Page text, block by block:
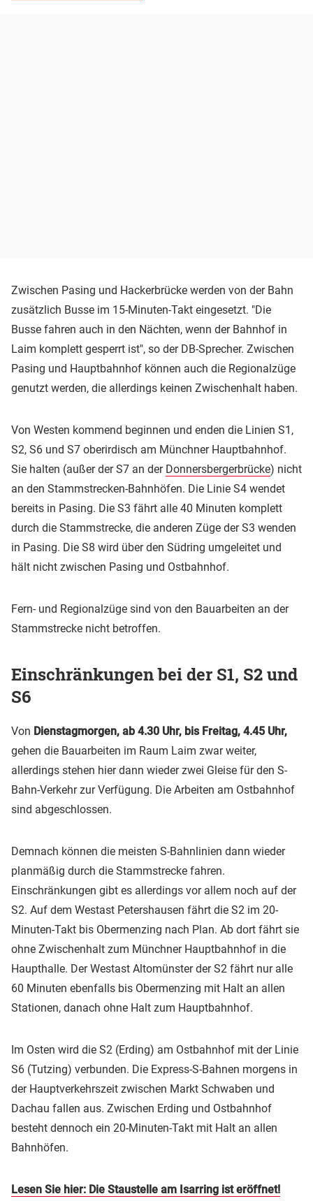
Zwischen Pasing und Hackerbrücke werden von der Bahn
zusätzlich Busse im 15-Minuten-Takt eingesetzt. "Die
Busse fahren auch in den Nächten, wenn der Bahnhof in
Laim komplett gesperrt ist", so der DB-Sprecher. Zwischen
Pasing und Hauptbahnhof können auch die Regionalzüge
genutzt werden, die allerdings keinen Zwischenhalt haben.
Von Westen kommend beginnen und enden die Linien S1,
S2, S6 und S7 oberirdisch am Münchner Hauptbahnhof.
Sie halten (außer der S7 an der Donnersbergerbrücke) nicht
an den Stammstrecken-Bahnhöfen. Die Linie S4 wendet
bereits in Pasing. Die S3 fährt alle 40 Minuten komplett
durch die Stammstrecke, die anderen Züge der S3 wenden
in Pasing. Die S8 wird über den Südring umgeleitet und
hält nicht zwischen Pasing und Ostbahnhof.
Fern- und Regionalzüge sind von den Bauarbeiten an der
Stammstrecke nicht betroffen.
Einschränkungen bei der S1, S2 und
S6
Von Dienstagmorgen, ab 4.30 Uhr, bis Freitag, 4.45 Uhr,
gehen die Bauarbeiten im Raum Laim zwar weiter,
allerdings stehen hier dann wieder zwei Gleise für den S-
Bahn-Verkehr zur Verfügung. Die Arbeiten am Ostbahnhof
sind abgeschlossen.
Demnach können die meisten S-Bahnlinien dann wieder
planmäßig durch die Stammstrecke fahren.
Einschränkungen gibt es allerdings vor allem noch auf der
S2. Auf dem Westast Petershausen fährt die S2 im 20-
Minuten-Takt bis Obermenzing nach Plan. Ab dort fährt sie
ohne Zwischenhalt zum Münchner Hauptbahnhof in die
Haupthalle. Der Westast Altomünster der S2 fährt nur alle
60 Minuten ebenfalls bis Obermenzing mit Halt an allen
Stationen, danach ohne Halt zum Hauptbahnhof.
Im Osten wird die S2 (Erding) am Ostbahnhof mit der Linie
S6 (Tutzing) verbunden. Die Express-S-Bahnen morgens in
der Hauptverkehrszeit zwischen Markt Schwaben und
Dachau fallen aus. Zwischen Erding und Ostbahnhof
besteht dennoch ein 20-Minuten-Takt mit Halt an allen
Bahnhöfen.
Lesen Sie hier: Die Staustelle am Isarring ist eröffnet!